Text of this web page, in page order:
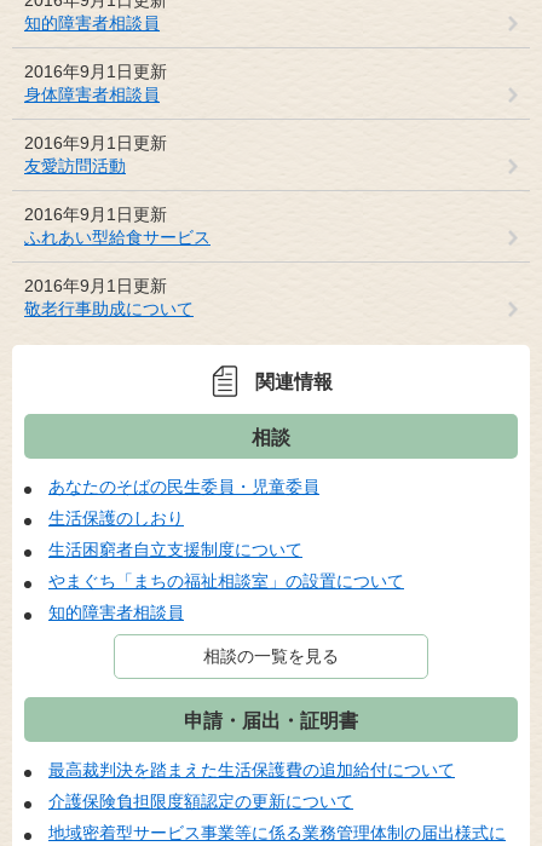
知的障害者相談員
2016年9月1日更新
身体障害者相談員
2016年9月1日更新
友愛訪問活動
2016年9月1日更新
ふれあい型給食サービス
2016年9月1日更新
敬老行事助成について
関連情報
相談
あなたのそばの民生委員・児童委員
生活保護のしおり
生活困窮者自立支援制度について
やまぐち「まちの福祉相談室」の設置について
知的障害者相談員
相談の一覧を見る
申請・届出・証明書
最高裁判決を踏まえた生活保護費の追加給付について
介護保険負担限度額認定の更新について
地域密着型サービス事業等に係る業務管理体制の届出様式に